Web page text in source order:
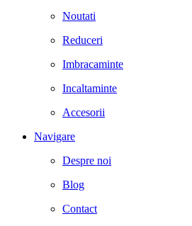
Noutati
Reduceri
Imbracaminte
Incaltaminte
Accesorii
Navigare
Despre noi
Blog
Contact